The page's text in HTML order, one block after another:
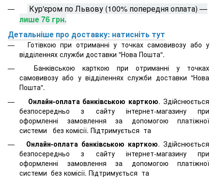
Кур'єром по Львову (100% попередня оплата) —
лише 76 грн.
Детальніше про доставку: натисніть тут
Готівкою при отриманні у точках самовивозу або у
відділеннях служби доставки "Нова Пошта".
Банківською карткою при отриманні у точках
самовивозу або у відділеннях служби доставки "Нова
Пошта".
Онлайн-оплата банківською карткою. Здійснюється
безпосередньо з сайту інтернет-магазину при
оформленні замовлення за допомогою платіжної
системи
без комісії. Підтримується та
Онлайн-оплата банківською карткою. Здійснюється
безпосередньо з сайту інтернет-магазину при
оформленні замовлення за допомогою платіжної
системи без комісії. Підтримується та